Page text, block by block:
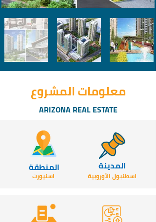
المنطقة
اسنيورت
المدينة
اسطنبول الأوروبية
معلومات المشروع
ARIZONA REAL ESTATE